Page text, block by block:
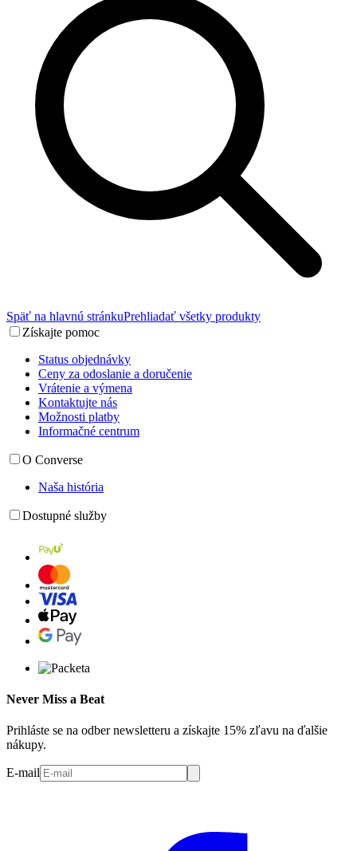
Späť na hlavnú stránkuPrehliadať všetky produkty
Získajte pomoc
Status objednávky
Ceny za odoslanie a doručenie
Vrátenie a výmena
Kontaktujte nás
Možnosti platby
Informačné centrum
O Converse
Naša história
Dostupné služby
Never Miss a Beat
Prihláste se na odber newsletteru a získajte 15% zľavu na ďalšie
nákupy.
E-mail